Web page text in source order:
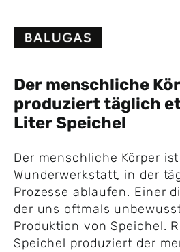
content
Der menschliche
produziert täglich
Liter Speichel
Der menschliche Körper
Wunderwerkstatt, in der
Prozesse ablaufen. Einer
der uns oftmals
Produktion von Speichel.
Speichel produziert der